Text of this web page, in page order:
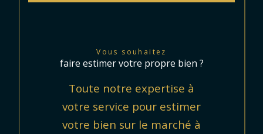
Vous souhaitez
faire estimer votre propre bien ?
Toute notre expertise à
votre service pour estimer
votre bien sur le marché à